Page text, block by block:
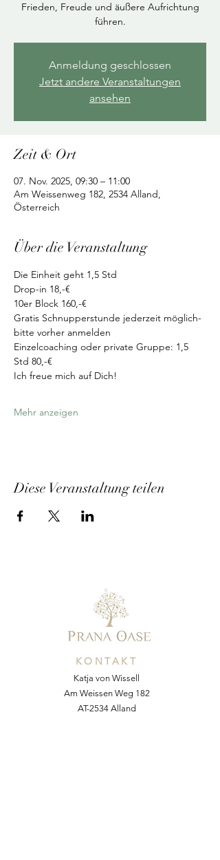
Frieden, Freude und äußere Aufrichtung
führen.
Anmeldung geschlossen
Jetzt andere Veranstaltungen
ansehen
Zeit & Ort
07. Nov. 2025, 09:30 – 11:00
Am Weissenweg 182, 2534 Alland,
Österreich
Über die Veranstaltung
Die Einheit geht 1,5 Std
Drop-in 18,-€
10er Block 160,-€
Gratis Schnupperstunde jederzeit möglich-
bitte vorher anmelden
Einzelcoaching oder private Gruppe: 1,5
Std 80,-€
Ich freue mich auf Dich!
Mehr anzeigen
Diese Veranstaltung teilen
KONTAKT
Katja von Wissell
Am Weissen Weg 182
AT-2534 Alland